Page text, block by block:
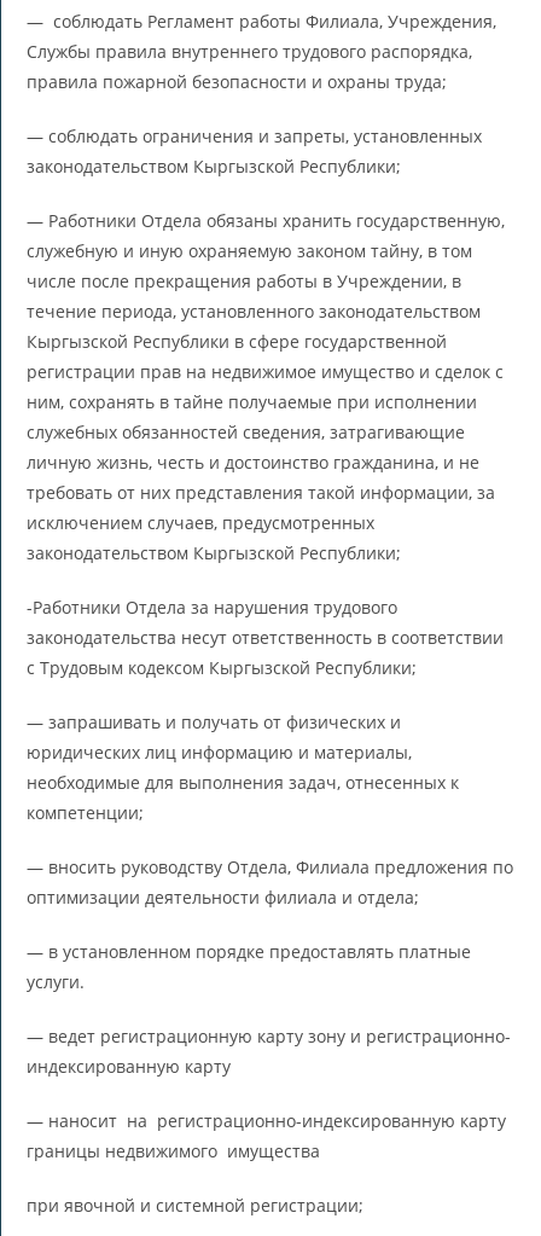
— соблюдать Регламент работы Филиала, Учреждения,
Службы правила внутреннего трудового распорядка,
правила пожарной безопасности и охраны труда;
— соблюдать ограничения и запреты, установленных
законодательством Кыргызской Республики;
— Работники Отдела обязаны хранить государственную,
служебную и иную охраняемую законом тайну, в том
числе после прекращения работы в Учреждении, в
течение периода, установленного законодательством
Кыргызской Республики в сфере государственной
регистрации прав на недвижимое имущество и сделок с
ним, сохранять в тайне получаемые при исполнении
служебных обязанностей сведения, затрагивающие
личную жизнь, честь и достоинство гражданина, и не
требовать от них представления такой информации, за
исключением случаев, предусмотренных
законодательством Кыргызской Республики;
-Работники Отдела за нарушения трудового
законодательства несут ответственность в соответствии
с Трудовым кодексом Кыргызской Республики;
— запрашивать и получать от физических и
юридических лиц информацию и материалы,
необходимые для выполнения задач, отнесенных к
компетенции;
— вносить руководству Отдела, Филиала предложения по
оптимизации деятельности филиала и отдела;
— в установленном порядке предоставлять платные
услуги.
— ведет регистрационную карту зону и регистрационно-
индексированную карту
— наносит на регистрационно-индексированную карту
границы недвижимого имущества
при явочной и системной регистрации;